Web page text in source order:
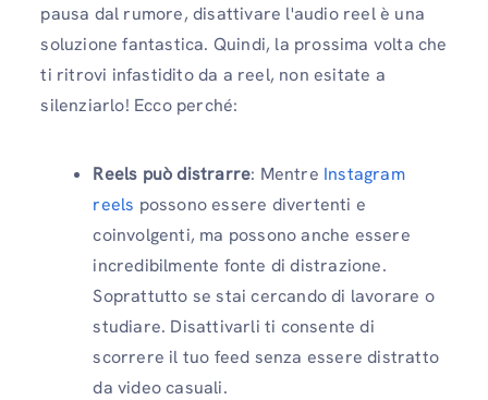
pausa dal rumore, disattivare l'audio reel è una
soluzione fantastica. Quindi, la prossima volta che
ti ritrovi infastidito da a reel, non esitate a
silenziarlo! Ecco perché:
Reels può distrarre: Mentre Instagram
reels possono essere divertenti e
coinvolgenti, ma possono anche essere
incredibilmente fonte di distrazione.
Soprattutto se stai cercando di lavorare o
studiare. Disattivarli ti consente di
scorrere il tuo feed senza essere distratto
da video casuali.